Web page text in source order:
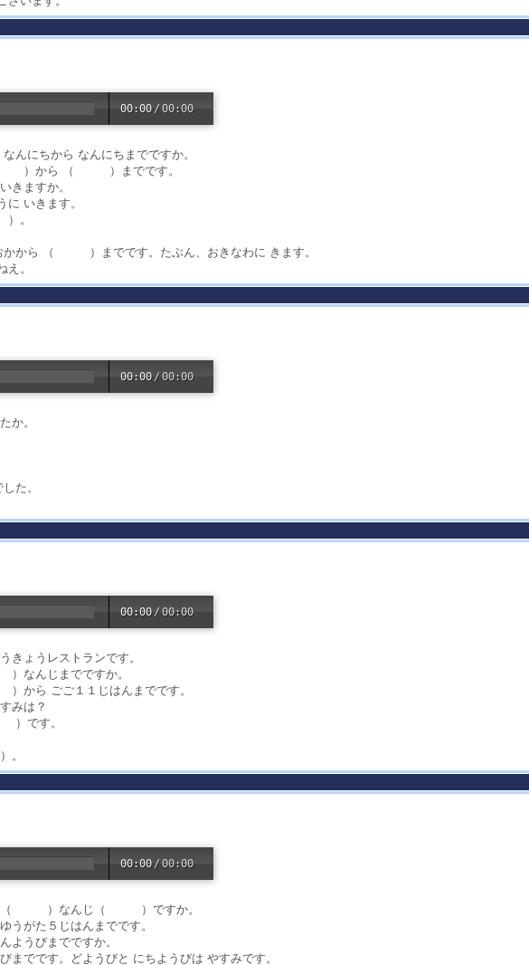
00:00 /00:00
んにちから なんにちまでですか。
（ ）から （ ）までです。
きますか。
いきます。
。
かから （ ）までです。たぶん、おきなわに きます。
。
00:00 /00:00
か。
た。
00:00 /00:00
きょうレストランです。
なんじまでですか。
ら ごご１１じはんまでです。
みは？
）です。
。
00:00 /00:00
んじ（ ）なんじ（ ）ですか。
がた５じはんまでです。
ようびまでですか。
です。どようびと にちようびは やすみです。